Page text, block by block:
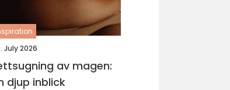
July 2026
av magen:
djup inblick